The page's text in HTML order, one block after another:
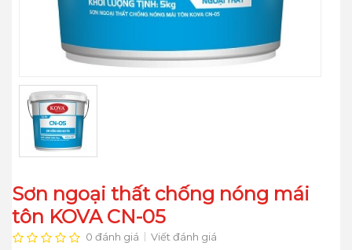
Sơn ngoại thất chống nóng mái
tôn KOVA CN-05
0 đánh giá Viết đánh giá